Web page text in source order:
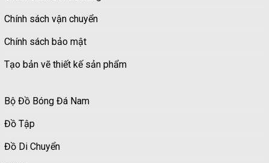
Chính sách vận chuyển
Chính sách bảo mật
Tạo bản vẽ thiết kế sản phẩm
Bộ Đồ Bóng Đá Nam
Đồ Tập
Đồ Di Chuyển